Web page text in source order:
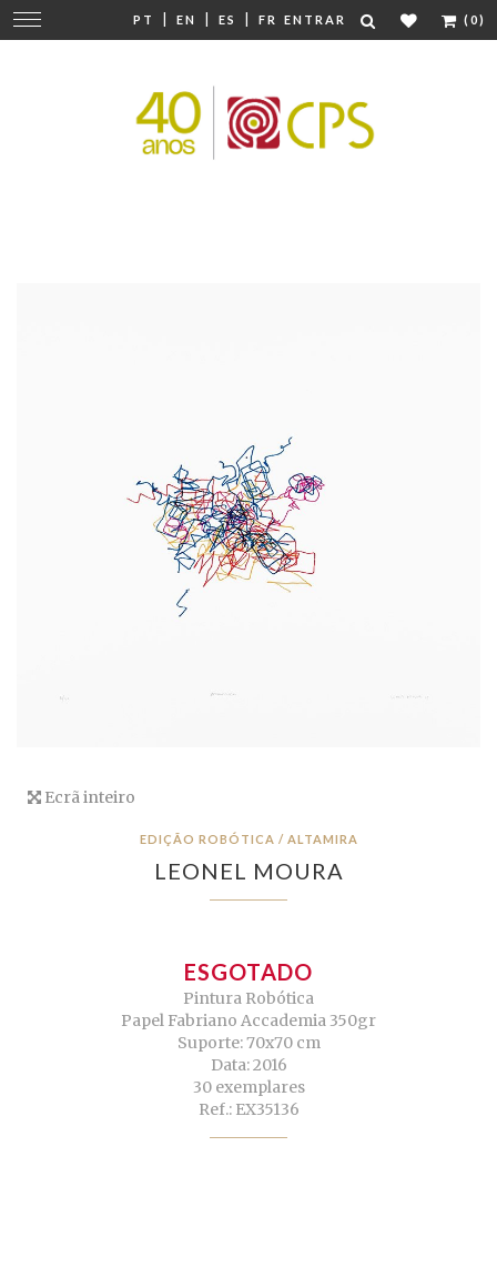
PT | EN | ES | FR ENTRAR (0)
Mudar
navegação
Ecrã inteiro
EDIÇÃO ROBÓTICA / ALTAMIRA
LEONEL MOURA
ESGOTADO
Pintura Robótica
Papel Fabriano Accademia 350gr
Suporte: 70x70 cm
Data: 2016
30 exemplares
Ref.: EX35136